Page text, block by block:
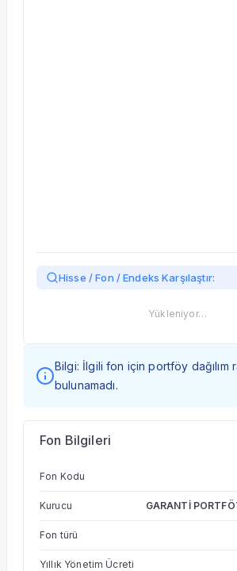
Hisse / Fon / Endeks Karşılaştır:
Yükleniyor…
Bilgi: İlgili fon için portföy dağılım
bulunamadı.
Fon Bilgileri
Fon Kodu
Kurucu GARANTİ
Fon türü
Yıllık Yönetim Ücreti